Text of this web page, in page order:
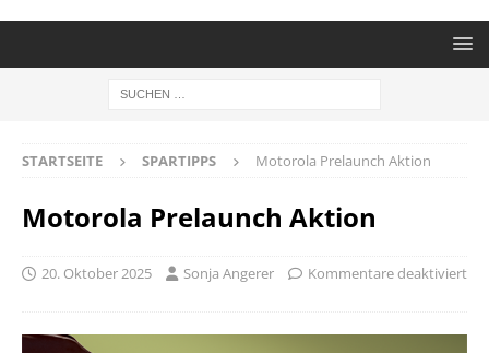
STARTSEITE SPARTIPPS Motorola Prelaunch Aktion
Motorola Prelaunch Aktion
20. Oktober 2025 Sonja Angerer Kommentare deaktiviert